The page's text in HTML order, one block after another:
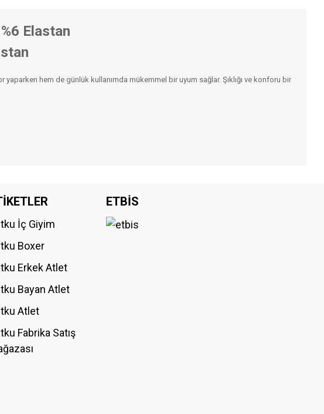
Elastan
hem de günlük kullanımda mükemmel bir uyum sağlar. Şıklığı ve konforu bir
İç Giyim
Boxer
Erkek Atlet
Bayan Atlet
Atlet
Fabrika Satış
ETBİS